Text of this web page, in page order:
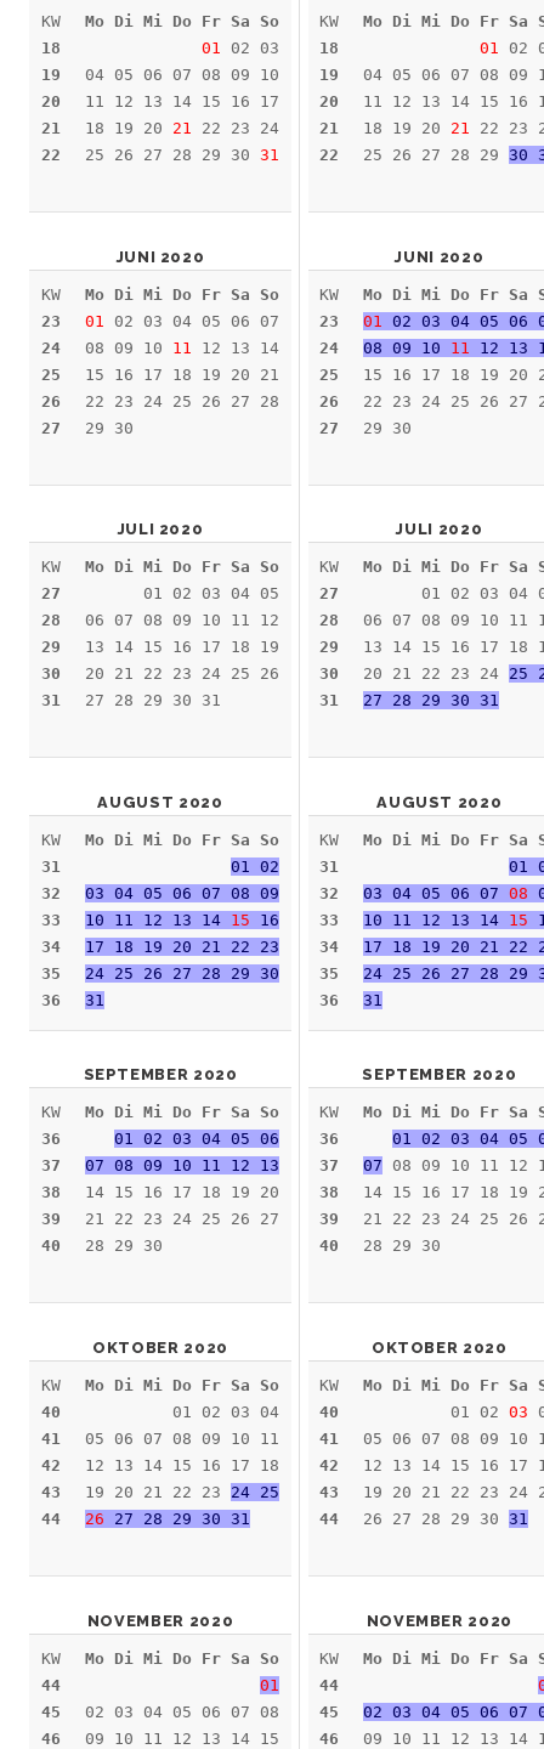
KW
18
19
20
21
22
Mo Di Mi Do Fr Sa So
01
02 03
04 05 06 07 08 09 10
11 12 13 14 15 16 17
18 19 20 21
22 23 24
25 26 27 28 29 30 31
JUNI 2020
KW
23
24
25
26
27
Mo Di Mi Do Fr Sa So
01
02 03 04 05 06 07
08 09 10 11
12 13 14
15 16 17 18 19 20 21
22 23 24 25 26 27 28
29 30
JULI 2020
KW
27
28
29
30
31
Mo Di Mi Do Fr Sa So
01 02 03 04 05
06 07 08 09 10 11 12
13 14 15 16 17 18 19
20 21 22 23 24 25 26
27 28 29 30 31
AUGUST 2020
KW
31
32
33
34
35
36
Mo Di Mi Do Fr Sa So
01 02
03 04 05 06 07 08 09
10 11 12 13 14 15 16
17 18 19 20 21 22 23
24 25 26 27 28 29 30
31
SEPTEMBER 2020
KW
36
37
38
39
40
Mo Di Mi Do Fr Sa So
01 02 03 04 05 06
07 08 09 10 11 12 13
14 15 16 17 18 19 20
21 22 23 24 25 26 27
28 29 30
OKTOBER 2020
KW
40
41
42
43
44
Mo Di Mi Do Fr Sa So
01 02 03 04
05 06 07 08 09 10 11
12 13 14 15 16 17 18
19 20 21 22 23 24 25
26 27 28 29 30 31
NOVEMBER 2020
KW
44
45
46
Mo Di Mi Do Fr Sa So
01
02 03 04 05 06 07 08
09 10 11 12 13 14 15
KW
18
19
20
21
22
Mo Di Mi Do Fr Sa
01
02
04 05 06 07 08 09
11 12 13 14 15 16
18 19 20 21
22 23
25 26 27 28 29 30
JUNI 2020
KW
23
24
25
26
27
Mo Di Mi Do Fr Sa
01
02 03 04 05 06
08 09 10 11
12 13
15 16 17 18 19 20
22 23 24 25 26 27
29 30
JULI 2020
KW
27
28
29
30
31
Mo Di Mi Do Fr Sa
01 02 03 04
06 07 08 09 10 11
13 14 15 16 17 18
20 21 22 23 24 25
27 28 29 30 31
AUGUST 2020
KW
31
32
33
34
35
36
Mo Di Mi Do Fr Sa
01
03 04 05 06 0708
10 11 12 13 14 15
17 18 19 20 21 22
24 25 26 27 28 29
31
SEPTEMBER 2020
KW
36
37
38
39
40
Mo Di Mi Do Fr Sa
01 02 03 04 05
07 08 09 10 11 12
14 15 16 17 18 19
21 22 23 24 25 26
28 29 30
OKTOBER 2020
KW
40
41
42
43
44
Mo Di Mi Do Fr Sa
01 0203
05 06 07 08 09 10
12 13 14 15 16 17
19 20 21 22 23 24
26 27 28 29 30 31
NOVEMBER 2020
KW
44
45
46
Mo Di Mi Do Fr Sa
02 03 04 05 06 07
09 10 11 12 13 14